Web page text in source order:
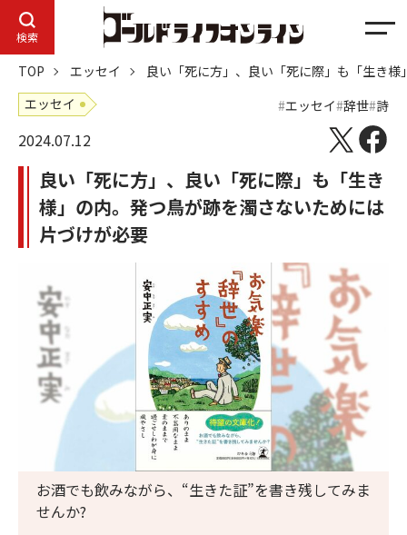
検索
メ
ニ
ュ
ー
TOP エッセイ
良い「死に方」、良い「死に際」も「生き
エッセイ
エッセイ 辞世 詩
2024.07.12
良い「死に方」、良い「死に際」も「生き
様」の内。発つ鳥が跡を濁さないためには
片づけが必要
お酒でも飲みながら、“生きた証”を書き残してみま
せんか?